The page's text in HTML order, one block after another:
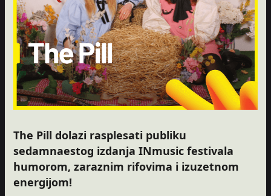
The Pill dolazi rasplesati publiku
sedamnaestog izdanja INmusic festivala
humorom, zaraznim rifovima i izuzetnom
energijom!